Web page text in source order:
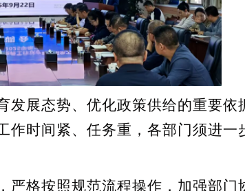
展态势、优化政策供给的重要依
时间紧、任务重，各部门须进一
格按照规范流程操作，加强部门